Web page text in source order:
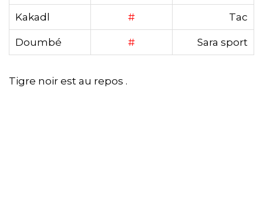
Kakadl # Tac
Doumbé # Sara sport
Tigre noir est au repos .